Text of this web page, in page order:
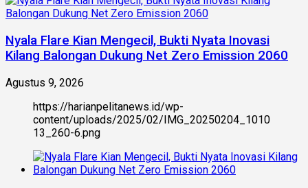
Nyala Flare Kian Mengecil, Bukti Nyata Inovasi
Kilang Balongan Dukung Net Zero Emission 2060
Agustus 9, 2026
https://harianpelitanews.id/wp-
content/uploads/2025/02/IMG_20250204_1010
13_260-6.png